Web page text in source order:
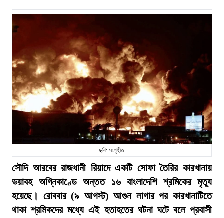
ছবি: সংগৃহীত
সৌদি আরবের রাজধানী রিয়াদে একটি সোফা তৈরির কারখানায়
ভয়াবহ অগ্নিকাণ্ডে অন্তত ১৬ বাংলাদেশি শ্রমিকের মৃত্যু
হয়েছে। রোববার (৯ আগস্ট) আগুন লাগার পর কারখানাটিতে
থাকা শ্রমিকদের মধ্যে এই হতাহতের ঘটনা ঘটে বলে প্রবাসী